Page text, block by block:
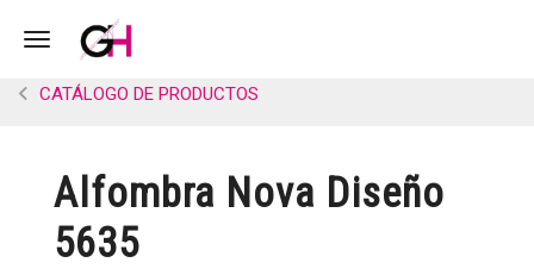
Toggle navigation
CATÁLOGO DE PRODUCTOS
Alfombra Nova Diseño
5635